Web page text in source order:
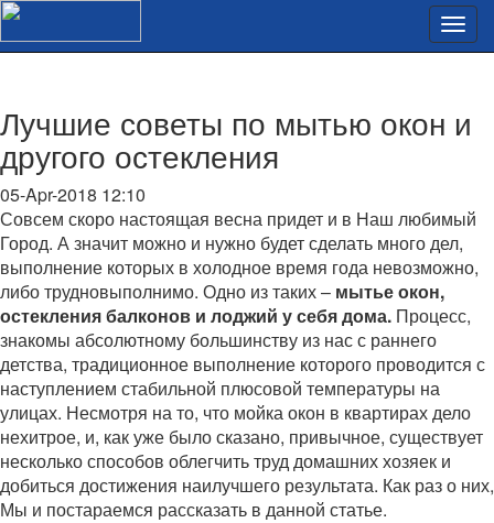
Лучшие советы по мытью окон и
другого остекления
05-Apr-2018 12:10
Совсем скоро настоящая весна придет и в Наш любимый
Город. А значит можно и нужно будет сделать много дел,
выполнение которых в холодное время года невозможно,
либо трудновыполнимо. Одно из таких – мытье окон,
остекления балконов и лоджий у себя дома. Процесс,
знакомы абсолютному большинству из нас с раннего
детства, традиционное выполнение которого проводится с
наступлением стабильной плюсовой температуры на
улицах. Несмотря на то, что мойка окон в квартирах дело
нехитрое, и, как уже было сказано, привычное, существует
несколько способов облегчить труд домашних хозяек и
добиться достижения наилучшего результата. Как раз о них,
Мы и постараемся рассказать в данной статье.